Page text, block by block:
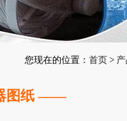
您现在的位置： 首页 >
图纸 ——